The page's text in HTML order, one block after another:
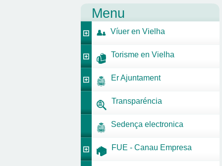
Menu
Víuer en Vielha
Torisme en Vielha
Er Ajuntament
Transparéncia
Sedença electronica
FUE - Canau Empresa